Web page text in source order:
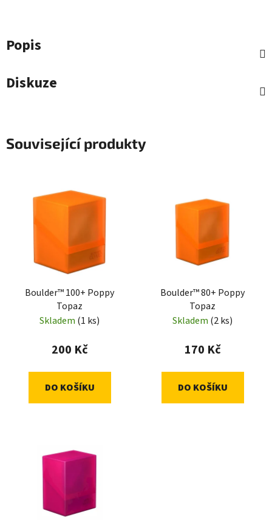
Popis
Diskuze
Související produkty
Boulder™ 100+ Poppy
Topaz
Skladem (1 ks)
200 Kč
DO KOŠÍKU
Boulder™ 80+ Poppy
Topaz
Skladem (2 ks)
170 Kč
DO KOŠÍKU